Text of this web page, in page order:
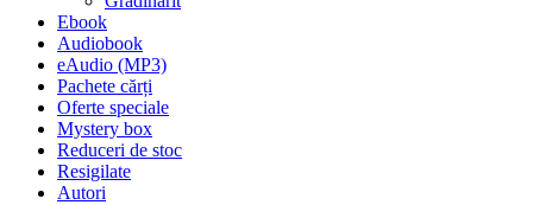
Ebook
Audiobook
eAudio (MP3)
Pachete cărți
Oferte speciale
Mystery box
Reduceri de stoc
Resigilate
Autori